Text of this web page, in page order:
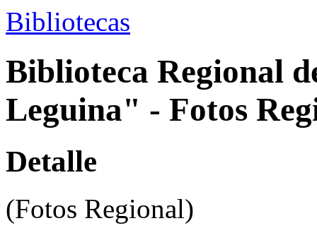
Bibliotecas
Biblioteca Regional
Leguina" - Fotos
Detalle
(Fotos Regional)